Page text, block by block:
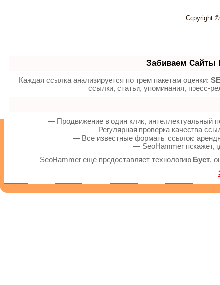
Copyright
Забиваем Сайты
Каждая ссылка анализируется по трем пакетам оценки:
ссылки, статьи, упоминания, пресс-
— Продвижение в один клик, интеллектуальный
— Регулярная проверка качества
— Все известные форматы ссылок:
— SeoHammer покажет,
SeoHammer еще предоставляет технологию Буст,